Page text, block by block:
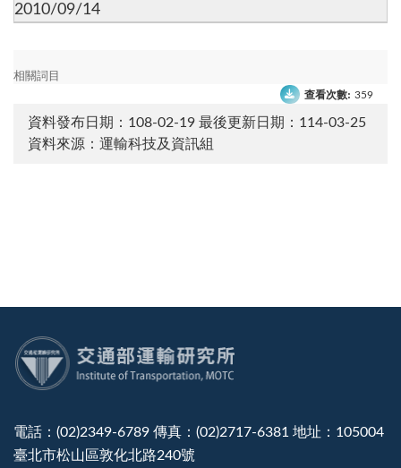
2010/09/14
相關詞目
查看次數: 359
資料發布日期：108-02-19 最後更新日期：114-03-25
資料來源：運輸科技及資訊組
電話：(02)2349-6789 傳真：(02)2717-6381 地址：105004
臺北市松山區敦化北路240號